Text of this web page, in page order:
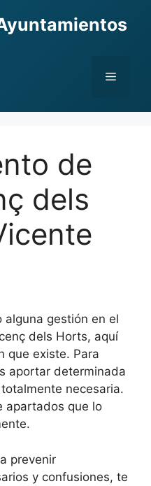
Menu
de
dels
alguna gestión en el
dels Horts, aquí
que existe. Para
aportar determinada
necesaria.
apartados que lo
prevenir
y confusiones, te